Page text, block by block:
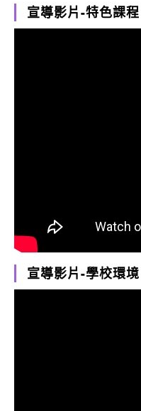
宣導影片-特色課程
宣導影片-學校環境